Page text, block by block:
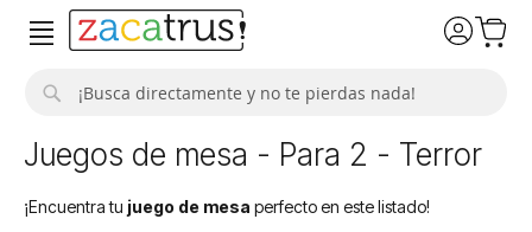
Juegos de mesa - Para 2 - Terror
¡Encuentra tu juego de mesa perfecto en este listado!